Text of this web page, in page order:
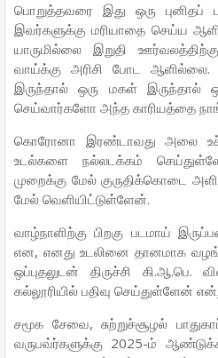
பொறுத்தவரை இது ஒரு புனிதப்
இவர்களுக்கு மரியாதை செய்ய
யாருமில்லை இறுதி
வாய்க்கு அரிசி போட
இருந்தால் ஒரு மகள் இருந்தால்
செய்வார்களோ அந்த காரியத்தை
கொரோனா இரண்டாவது அலை
உடல்களை நல்லடக்கம்
முறைக்கு மேல் குருதிக்கொடை
மேல் வெளியிட்டுள்ளேன்.
வாழ்நாளிற்கு பிறகு படமாய்
என, எனது உடலினை தானமாக
ஒப்புதலுடன் திருச்சி கி.ஆ.பெ.
கல்லூரியில் பதிவு செய்துள்ளேன்
சமூக சேவை, சுற்றுச்சூழல்
வருபவ்ர்களுக்கு 2025-ம்